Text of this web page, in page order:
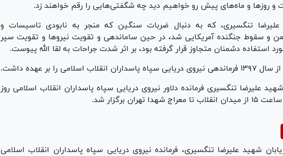
روز‌ها و ماه‌های پیش رو خواهیم دید چه شگفتی‌هایی را رقم خواهند زد.
علیرضا تنگسیری، که به دنبال ضربات سنگین که منجر به نابودی تاسیسات و
و سقوط جنگنده آمریکایی شد، در حین ساماندهی و تقویت نیرو‌ها و تقویت سپر
استفاده دشمنان متجاوز قرار گرفته بود، بر اثر شدت جراحات به لقا الله پیوست.
را بر عهده داشت.
علیرضا تنگسیری فرمانده دلاور نیروی دریایی سپاه پاسداران انقلاب اسلامی روز
Video
شهید علیرضا تنگسیری، فرمانده نیروی دریایی سپاه پاسداران انقلاب اسلامی